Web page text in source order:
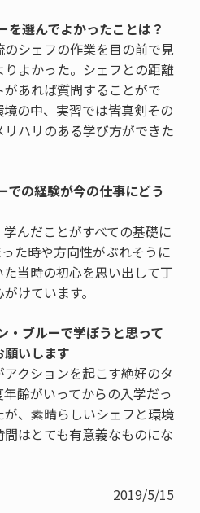
を選んでよかったことは？
シェフの作業を目の前で見
よかった。シェフとの距離
あれば質問することがで
の中、実習では皆真剣その
ハリのある学び方ができた
での経験が今の仕事にどう
んだことがすべての基礎に
た時や方向性がぶれそうに
当時の初心を思い出して丁
けています。
・ブルーで学ぼうと思って
いします
クションを起こす絶好のタ
齢がいってからの入学だっ
、素晴らしいシェフと環境
はとても有意義なものにな
2019/5/15